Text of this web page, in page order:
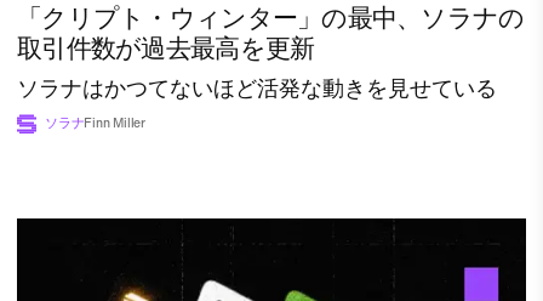
「クリプト・ウィンター」の最中、ソラナの
取引件数が過去最高を更新
ソラナはかつてないほど活発な動きを見せている
ソラナFinn Miller